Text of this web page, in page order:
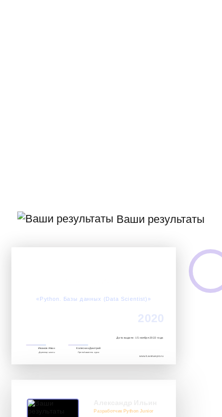
Ваши результаты
Разработчик Python Junior
«Python. Базы данных (Data Scientist)»‎
2020
Дата выдачи: 15 ноября 2022 года
www.it.avenue-pro.ru
Иванов Иван
Директор школы
Колесник Дмитрий
Преподаватель курса